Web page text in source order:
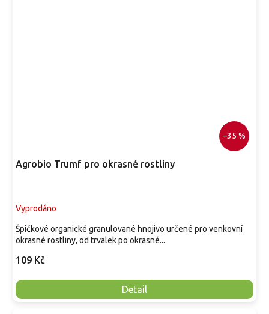
–35 %
Agrobio Trumf pro okrasné rostliny
Vyprodáno
109 Kč
Detail
Špičkové organické granulované hnojivo určené pro venkovní
okrasné rostliny, od trvalek po okrasné...